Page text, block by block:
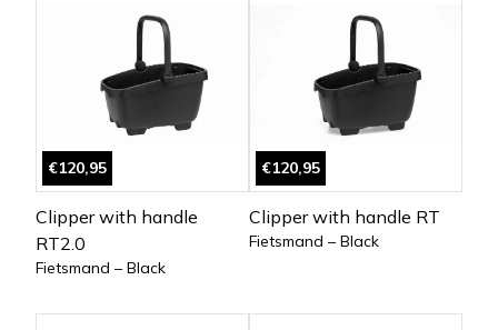
€120,95
Clipper with handle
RT2.0
Fietsmand – Black
€120,95
Clipper with handle RT
Fietsmand – Black